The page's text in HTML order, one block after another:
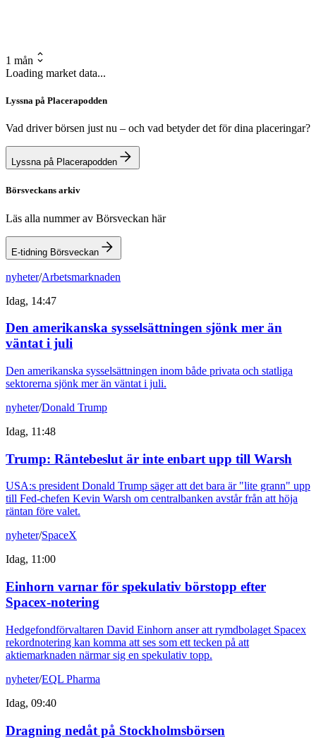
1 mån
Loading market data...
Lyssna på Placerapodden
Vad driver börsen just nu – och vad betyder det för dina placeringar?
Lyssna på Placerapodden
Börsveckans arkiv
Läs alla nummer av Börsveckan här
E-tidning Börsveckan
nyheter/Arbetsmarknaden
Idag, 14:47
Den amerikanska sysselsättningen sjönk mer än
väntat i juli
Den amerikanska sysselsättningen inom både privata och statliga
sektorerna sjönk mer än väntat i juli.
nyheter/Donald Trump
Idag, 11:48
Trump: Räntebeslut är inte enbart upp till Warsh
USA:s president Donald Trump säger att det bara är "lite grann" upp
till Fed-chefen Kevin Warsh om centralbanken avstår från att höja
räntan före valet.
nyheter/SpaceX
Idag, 11:00
Einhorn varnar för spekulativ börstopp efter
Spacex-notering
Hedgefondförvaltaren David Einhorn anser att rymdbolaget Spacex
rekordnotering kan komma att ses som ett tecken på att
aktiemarknaden närmar sig en spekulativ topp.
nyheter/EQL Pharma
Idag, 09:40
Dragning nedåt på Stockholmsbörsen